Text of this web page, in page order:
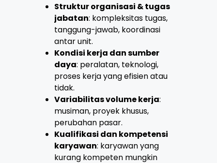
Struktur organisasi & tugas
jabatan: kompleksitas tugas,
tanggung-jawab, koordinasi
antar unit.
Kondisi kerja dan sumber
daya: peralatan, teknologi,
proses kerja yang efisien atau
tidak.
Variabilitas volume kerja:
musiman, proyek khusus,
perubahan pasar.
Kualifikasi dan kompetensi
karyawan: karyawan yang
kurang kompeten mungkin